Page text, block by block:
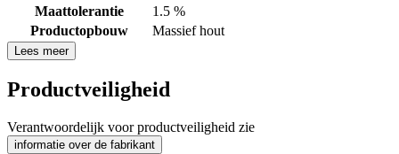
Maattolerantie
1.5 %
Productopbouw
Massief hout
Lees meer
Productveiligheid
Verantwoordelijk voor productveiligheid zie
informatie over de fabrikant